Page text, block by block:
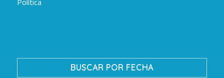
BUSCAR POR FECHA